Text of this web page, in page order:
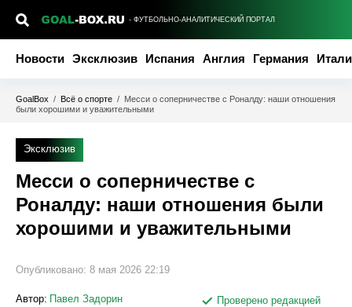
- ФУТБОЛЬНО-АНАЛИТИЧЕСКИЙ ПОРТАЛ
Новости Эксклюзив Испания Англия Германия
GoalBox / Всё о спорте / Месси о соперничестве с Роналду: наши отношения
были хорошими и уважительными
Эксклюзив
Месси о соперничестве с
Роналду: наши отношения были
хорошими и уважительными
Опубликовано: 8 мая 2026 22:19
Автор: Павел Задорин Проверено редакцией